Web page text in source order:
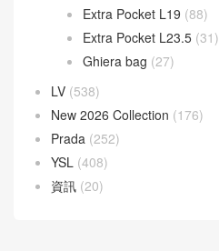
Extra Pocket L19 (88)
Extra Pocket L23.5 (31)
Ghiera bag (27)
LV (538)
New 2026 Collection (176)
Prada (252)
YSL (408)
資訊 (20)